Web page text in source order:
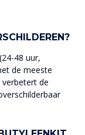
48 uur,
de meeste
de